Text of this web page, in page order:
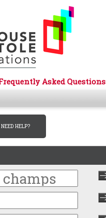
Asked Questions
NEED HELP?